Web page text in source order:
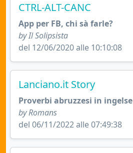
CTRL-ALT-CANC
App per FB, chi sà farle?
by Il Solipsista
del 12/06/2020 alle 10:10:08
Lanciano.it Story
Proverbi abruzzesi in ingelse
by Romans
del 06/11/2022 alle 07:49:38